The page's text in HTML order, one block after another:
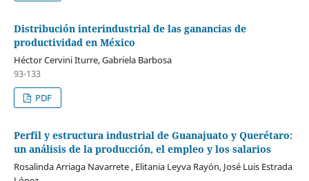
Distribución interindustrial de las ganancias de
productividad en México
Héctor Cervini Iturre, Gabriela Barbosa
93-133
PDF
Perfil y estructura industrial de Guanajuato y Querétaro:
un análisis de la producción, el empleo y los salarios
Rosalinda Arriaga Navarrete , Elitania Leyva Rayón, José Luis Estrada